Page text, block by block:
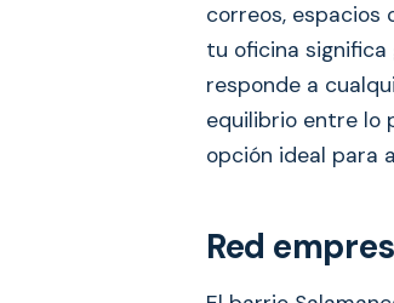
correos, espacios
tu oficina
responde a
equilibrio entre lo
opción ideal para
Red